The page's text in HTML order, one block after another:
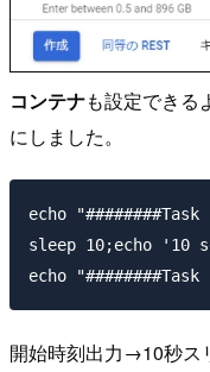
コンテナも設定できる
にしました。
echo "########Task
sleep 10;echo '10
開始時刻出力→10秒ス